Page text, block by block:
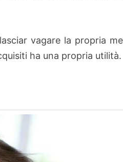
vagare la propria
ha una propria utilità.